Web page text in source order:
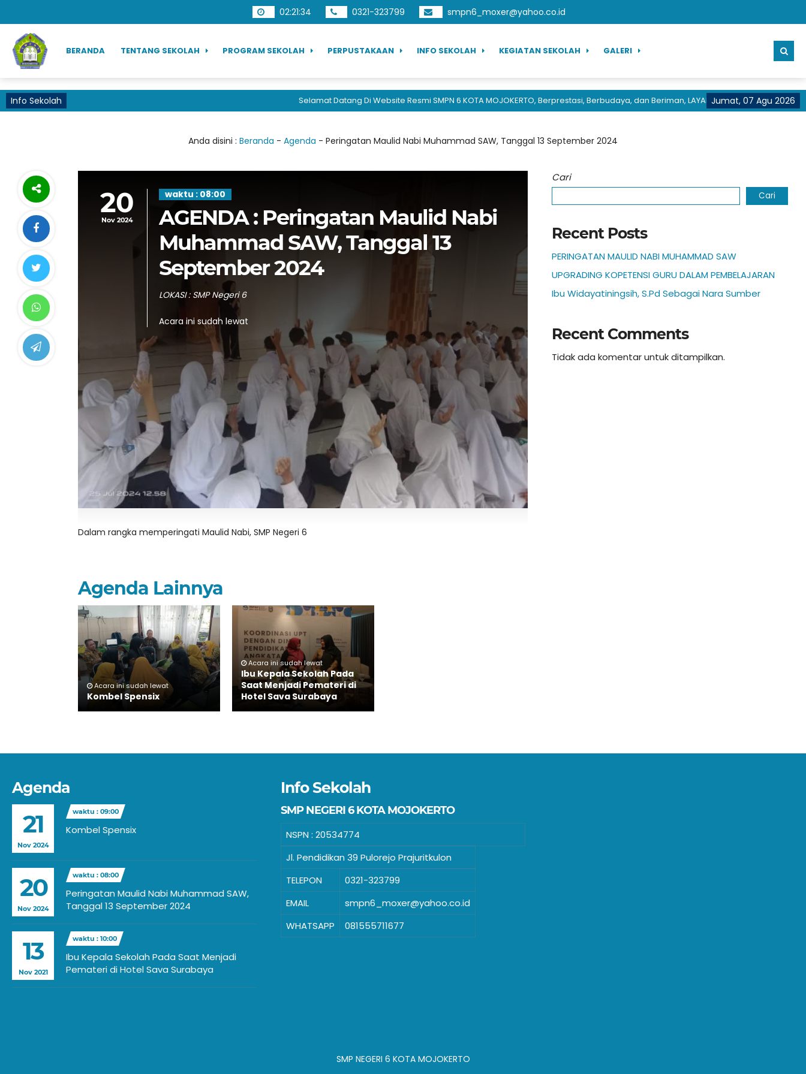
02:21:34 0321-323799 smpn6_moxer@yahoo.co.id
BERANDA TENTANG SEKOLAH PROGRAM SEKOLAH PERPUSTAKAAN INFO SEKOLAH KEGIATAN SEKOLAH GALERI
Info Sekolah Jumat, 07 Agu 2026
Selamat Datang Di Website Resmi SMPN 6 KOTA MOJOKERTO, Berprestasi, Berbudaya, dan Beriman, LAYANAN CEPAT PRESTASI HEBAT
Anda disini : Beranda - Agenda - Peringatan Maulid Nabi Muhammad SAW, Tanggal 13 September 2024
20
Nov 2024
waktu : 08:00
AGENDA : Peringatan Maulid Nabi
Muhammad SAW, Tanggal 13
September 2024
LOKASI : SMP Negeri 6
Acara ini sudah lewat
Dalam rangka memperingati Maulid Nabi, SMP Negeri 6
Agenda Lainnya
Acara ini sudah lewat
Kombel Spensix
Acara ini sudah lewat
Ibu Kepala Sekolah Pada
Saat Menjadi Pemateri di
Hotel Sava Surabaya
Cari
Cari
Recent Posts
PERINGATAN MAULID NABI MUHAMMAD SAW
UPGRADING KOPETENSI GURU DALAM PEMBELAJARAN
Ibu Widayatiningsih, S.Pd Sebagai Nara Sumber
Recent Comments
Tidak ada komentar untuk ditampilkan.
Agenda
21
Nov 2024
waktu : 09:00
Kombel Spensix
20
Nov 2024
waktu : 08:00
Peringatan Maulid Nabi Muhammad SAW,
Tanggal 13 September 2024
13
Nov 2021
waktu : 10:00
Ibu Kepala Sekolah Pada Saat Menjadi
Pemateri di Hotel Sava Surabaya
Info Sekolah
SMP NEGERI 6 KOTA MOJOKERTO
NSPN : 20534774
Jl. Pendidikan 39 Pulorejo Prajuritkulon
TELEPON
0321-323799
EMAIL
smpn6_moxer@yahoo.co.id
WHATSAPP
081555711677
SMP NEGERI 6 KOTA MOJOKERTO